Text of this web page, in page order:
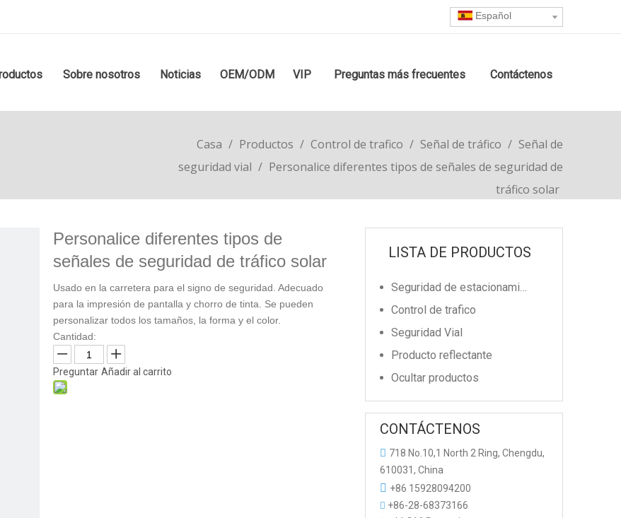
Español
Sobre nosotros Noticias OEM/ODM VIP Preguntas más frecuentes Contáctenos
Casa / Productos / Control de trafico / Señal de tráfico / Señal de
seguridad vial / Personalice diferentes tipos de señales de seguridad de
tráfico solar
Personalice diferentes tipos de
señales de seguridad de tráfico solar
Usado en la carretera para el signo de seguridad. Adecuado
para la impresión de pantalla y chorro de tinta. Se pueden
personalizar todos los tamaños, la forma y el color.
Cantidad:
Preguntar Añadir al carrito
LISTA DE PRODUCTOS
Seguridad de estacionamiento
Control de trafico
Seguridad Vial
Producto reflectante
Ocultar productos
CONTÁCTENOS
 718 No.10,1 North 2 Ring, Chengdu,
610031, China
 +86 15928094200
 +86-28-68373166